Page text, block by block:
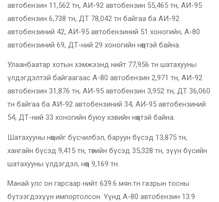
автобензин 11,562 тн, АИ-92 автобензин 55,465 тн, АИ-95
автобензин 6,738 тн, ДТ 78,042 тн байгаа ба АИ-92
автобензиний 42, АИ-95 автобензиний 51 хоногийн, А-80
автобензиний 69, ДТ-ний 29 хоногийн нөөцтэй байна.
Улаанбаатар хотын хэмжээнд нийт 77,956 тн шатахууны
үлдэгдэлтэй байгаагаас А-80 автобензин 2,971 тн, АИ-92
автобензин 31,876 тн, АИ-95 автобензин 3,952 тн, ДТ 36,060
тн байгаа ба АИ-92 автобензиний 34, АИ-95 автобензиний
54, ДТ-ний 33 хоногийн буюу хэвийн нөөцтэй байна.
Шатахууны нөөцийг бүсчилбэл, баруун бүсэд 13,875 тн,
хангайн бүсэд 9,415 тн, төвийн бүсэд 35,328 тн, зүүн бүсийн
шатахууны үлдэгдэл, нөөц 9,169 тн.
Манай улс он гарсаар нийт 639.6 мян.тн газрын тосны
бүтээгдэхүүн импортолсон. Үүнд А-80 автобензин 13.9